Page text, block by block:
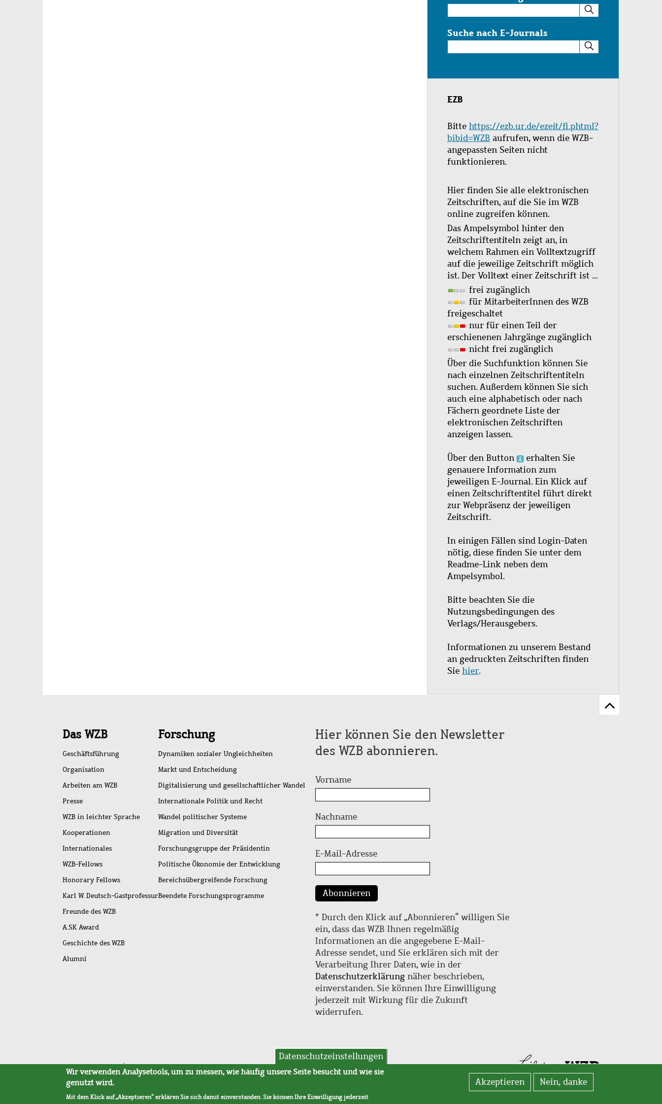
im
Katalog
Suche nach E-Journals
nach
Journals
EZB
Bitte https://ezb.ur.de/ezeit/fl.phtml?
bibid=WZB aufrufen, wenn die WZB-
angepassten Seiten nicht
funktionieren.
Hier finden Sie alle elektronischen
Zeitschriften, auf die Sie im WZB
online zugreifen können.
Das Ampelsymbol hinter den
Zeitschriftentiteln zeigt an, in
welchem Rahmen ein Volltextzugriff
auf die jeweilige Zeitschrift möglich
ist. Der Volltext einer Zeitschrift ist …
frei zugänglich
für MitarbeiterInnen des WZB
freigeschaltet
nur für einen Teil der
erschienenen Jahrgänge zugänglich
nicht frei zugänglich
Über die Suchfunktion können Sie
nach einzelnen Zeitschriftentiteln
suchen. Außerdem können Sie sich
auch eine alphabetisch oder nach
Fächern geordnete Liste der
elektronischen Zeitschriften
anzeigen lassen.
Über den Button
erhalten Sie
genauere Information zum
jeweiligen E-Journal. Ein Klick auf
einen Zeitschriftentitel führt direkt
zur Webpräsenz der jeweiligen
Zeitschrift.
In einigen Fällen sind Login-Daten
nötig, diese finden Sie unter dem
Readme-Link neben dem
Ampelsymbol.
Bitte beachten Sie die
Nutzungsbedingungen des
Verlags/Herausgebers.
Informationen zu unserem Bestand
an gedruckten Zeitschriften finden
Sie hier.
Zum
Schnellzugriff
Das WZB
Geschäftsführung
Organisation
Arbeiten am WZB
Presse
WZB in leichter Sprache
Kooperationen
Internationales
WZB-Fellows
Honorary Fellows
Karl W. Deutsch-Gastprofessur
Freunde des WZB
A.SK Award
Geschichte des WZB
Alumni
Forschung
Dynamiken sozialer Ungleichheiten
Markt und Entscheidung
Digitalisierung und gesellschaftlicher Wandel
Internationale Politik und Recht
Wandel politischer Systeme
Migration und Diversität
Forschungsgruppe der Präsidentin
Politische Ökonomie der Entwicklung
Bereichsübergreifende Forschung
Beendete Forschungsprogramme
Hier können Sie den Newsletter
des WZB abonnieren.
Vorname
Nachname
E-Mail-Adresse
Abonnieren
* Durch den Klick auf „Abonnieren“ willigen Sie
ein, dass das WZB Ihnen regelmäßig
Informationen an die angegebene E-Mail-
Adresse sendet, und Sie erklären sich mit der
Verarbeitung Ihrer Daten, wie in der
Datenschutzerklärung näher beschrieben,
einverstanden. Sie können Ihre Einwilligung
jederzeit mit Wirkung für die Zukunft
widerrufen.
Fußleistenmenü
SitemapBarrierefreiheitImpressumDatenschutzAVB
Datenschutzeinstellungen
Wir verwenden Analysetools, um zu messen, wie häufig unsere Seite besucht und wie sie
genutzt wird.
Mit dem Klick auf „Akzeptieren“ erklären Sie sich damit einverstanden. Sie können Ihre Einwilligung jederzeit
Akzeptieren Nein, danke